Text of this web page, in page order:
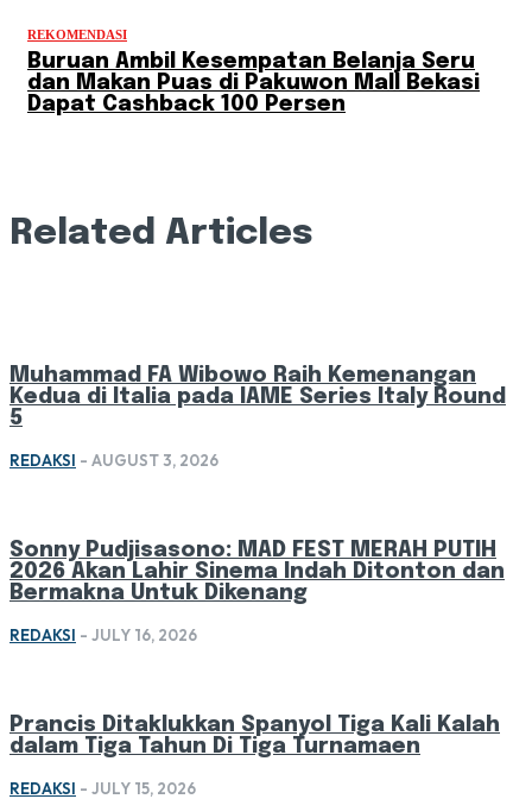
REKOMENDASI
Buruan Ambil Kesempatan Belanja Seru
dan Makan Puas di Pakuwon Mall Bekasi
Dapat Cashback 100 Persen
Related Articles
Muhammad FA Wibowo Raih Kemenangan
Kedua di Italia pada IAME Series Italy Round
5
REDAKSI - AUGUST 3, 2026
Sonny Pudjisasono: MAD FEST MERAH PUTIH
2026 Akan Lahir Sinema Indah Ditonton dan
Bermakna Untuk Dikenang
REDAKSI - JULY 16, 2026
Prancis Ditaklukkan Spanyol Tiga Kali Kalah
dalam Tiga Tahun Di Tiga Turnamaen
REDAKSI - JULY 15, 2026